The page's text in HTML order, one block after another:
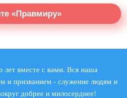
«Правмиру»
вместе с вами. Вся наша
и призванием - служение людям и
добрее и милосерднее!